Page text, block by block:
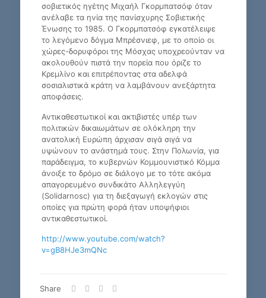
σοβιετικός ηγέτης Μιχαήλ Γκορμπατσόφ όταν
ανέλαβε τα ηνία της πανίσχυρης Σοβιετικής
Ένωσης το 1985. Ο Γκορμπατσόφ εγκατέλειψε
το λεγόμενο δόγμα Μπρέσνιεφ, με το οποίο οι
χώρες-δορυφόροι της Μόσχας υποχρεούνταν να
ακολουθούν πιστά την πορεία που όριζε το
Κρεμλίνο και επιτρέποντας στα αδελφά
σοσιαλιστικά κράτη να λαμβάνουν ανεξάρτητα
αποφάσεις.
Αντικαθεστωτικοί και ακτιβιστές υπέρ των
πολιτικών δικαιωμάτων σε ολόκληρη την
ανατολική Ευρώπη άρχισαν σιγά σιγά να
υψώνουν το ανάστημά τους. Στην Πολωνία, για
παράδειγμα, το κυβερνών Κομμουνιστικό Κόμμα
άνοιξε το δρόμο σε διάλογο με το τότε ακόμα
απαγορευμένο συνδικάτο Αλληλεγγύη
(Solidarnosc) για τη διεξαγωγή εκλογών στις
οποίες για πρώτη φορά ήταν υποψήφιοι
αντικαθεστωτικοί.
http://www.youtube.com/watch?
v=gB8HJe3mQNc
Share